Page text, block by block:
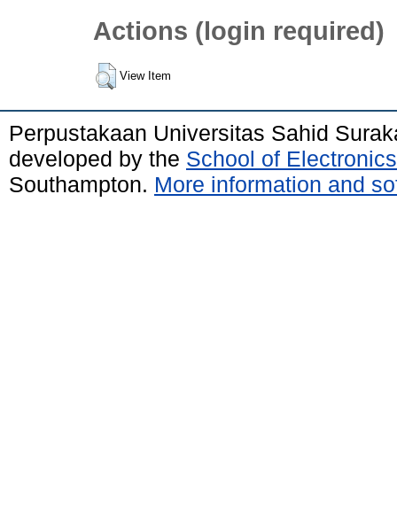
Actions (login required)
View Item
Perpustakaan Universitas Sahid
developed by the School of
Southampton. More information and